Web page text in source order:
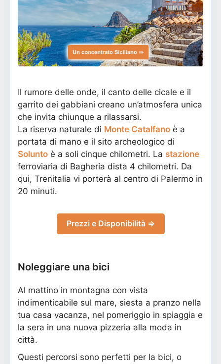
Il rumore delle onde, il canto delle cicale e il
garrito dei gabbiani creano un’atmosfera unica
che invita chiunque a rilassarsi.
La riserva naturale di Monte Catalfano è a
portata di mano e il sito archeologico di
Solunto è a soli cinque chilometri. La stazione
ferroviaria di Bagheria dista 4 chilometri. Da
qui, Trenitalia vi porterà al centro di Palermo in
20 minuti.
Prezzi e Disponibilità ⇒
Noleggiare una bici
Al mattino in montagna con vista
indimenticabile sul mare, siesta a pranzo nella
tua casa vacanza, nel pomeriggio in spiaggia e
la sera in una nuova pizzeria alla moda in
città.
Questi percorsi sono perfetti per la bici, o